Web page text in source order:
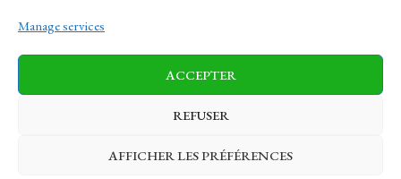
Manage services
ACCEPTER
REFUSER
AFFICHER LES PRÉFÉRENCES
News Finance-Marches Politics
Business Tech Health Sports Travel
© 1997-2026 - lepolitique.net. All Rights Reserved.